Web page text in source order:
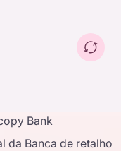
Bank
da Banca de retalho